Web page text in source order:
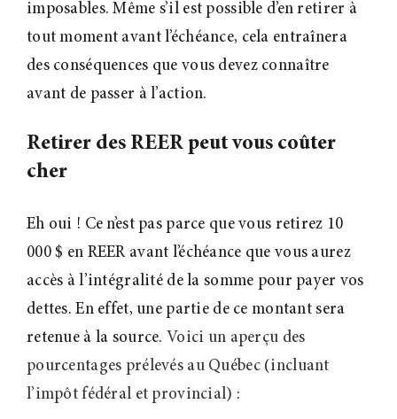
imposables. Même s’il est possible d’en retirer à
tout moment avant l’échéance, cela entraînera
des conséquences que vous devez connaître
avant de passer à l’action.
Retirer des REER peut vous coûter
cher
Eh oui ! Ce n’est pas parce que vous retirez 10
000 $ en REER avant l’échéance que vous aurez
accès à l’intégralité de la somme pour payer vos
dettes. En effet, une partie de ce montant sera
retenue à la source. Voici un aperçu des
pourcentages prélevés au Québec (incluant
l’impôt fédéral et provincial) :